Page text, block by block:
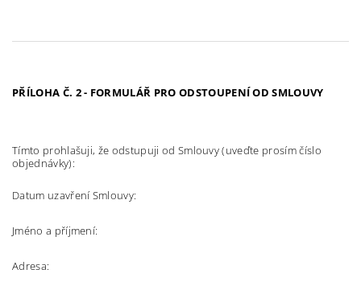
PŘÍLOHA Č. 2 - FORMULÁŘ PRO ODSTOUPENÍ OD SMLOUVY
Tímto prohlašuji, že odstupuji od Smlouvy (uveďte prosím číslo
objednávky):
Datum uzavření Smlouvy:
Jméno a příjmení:
Adresa: